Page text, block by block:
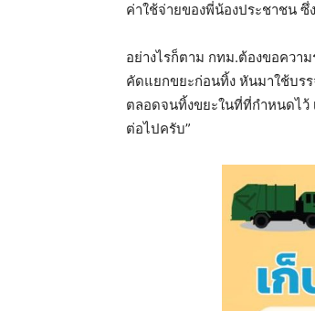
ค่าใช้จ่ายของพี่น้องประชาชน
อย่างไรก็ตาม กทม.ต้องขอควา
คัดแยกขยะก่อนทิ้ง หันมาใช้บร
ตลอดจนทิ้งขยะในที่ที่กำหนดไว้
ต่อไปครับ”